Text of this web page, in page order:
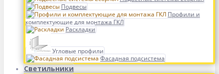
Подвесы
Профили и
комплектующие для монтажа ГКЛ
Раскладки
Угловые профили
Фасадная подсистема
Светильники